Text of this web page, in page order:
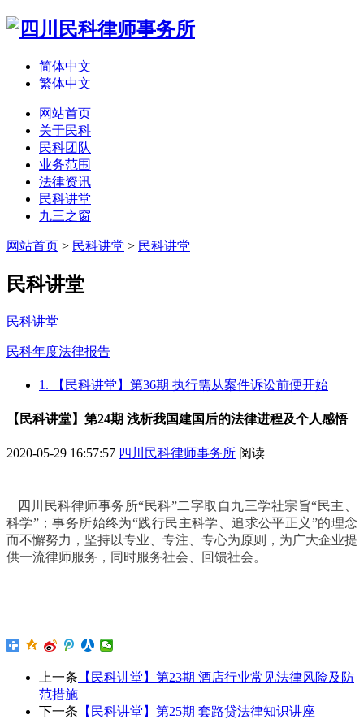
简体中文
繁体中文
网站首页
关于民科
民科团队
业务范围
法律资讯
民科讲堂
九三之窗
网站首页 > 民科讲堂 > 民科讲堂
民科讲堂
民科讲堂
民科年度法律报告
1. 【民科讲堂】第36期 执行需从案件诉讼前便开始
【民科讲堂】第24期 浅析我国建国后的法律进程及个人感悟
2020-05-29 16:57:57 四川民科律师事务所 阅读
四川民科律师事务所“民科”二字取自九三学社宗旨“民主、
科学”；事务所始终为“践行民主科学、追求公平正义”的理念
而不懈努力，坚持以专业、专注、专心为原则，为广大企业提
供一流律师服务，同时服务社会、回馈社会。
上一条 【民科讲堂】第23期 酒店行业常见法律风险及防
范措施
下一条 【民科讲堂】第25期 套路贷法律知识讲座